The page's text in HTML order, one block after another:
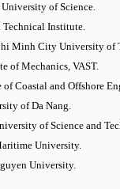
of Science.
Technical Institute.
Minh City University of
of Mechanics, VAST.
Coastal and Offshore
of Da Nang.
of Science and
University.
University.